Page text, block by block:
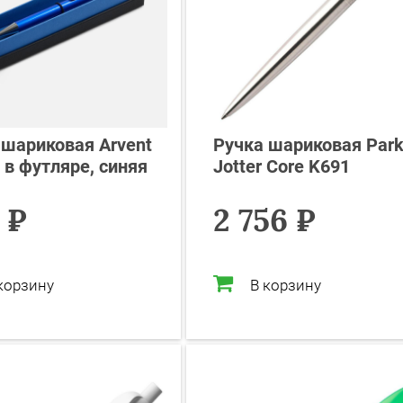
Arvent
футляре, синяя
₽
Ручка шариковая
Jotter Core K691
2 756 ₽
В корзину